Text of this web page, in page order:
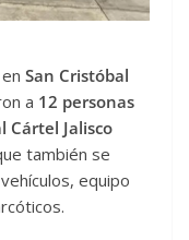
San Cristóbal
a 12 personas
Jalisco
también se
equipo